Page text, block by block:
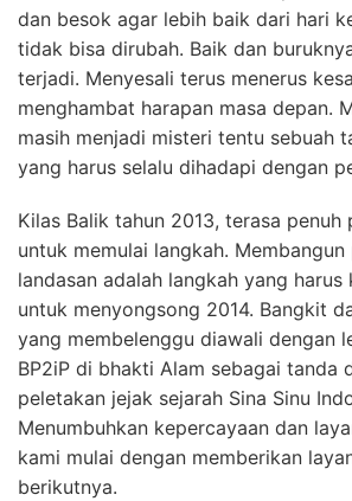
dan besok agar lebih baik dari hari
tidak bisa dirubah. Baik dan
terjadi. Menyesali terus menerus
menghambat harapan masa depan.
masih menjadi misteri tentu sebuah
yang harus selalu dihadapi dengan
Kilas Balik tahun 2013, terasa penuh
untuk memulai langkah.
landasan adalah langkah yang harus
untuk menyongsong 2014. Bangkit
yang membelenggu diawali dengan
BP2iP di bhakti Alam sebagai tanda
peletakan jejak sejarah Sina Sinu
Menumbuhkan kepercayaan dan
kami mulai dengan memberikan
berikutnya.